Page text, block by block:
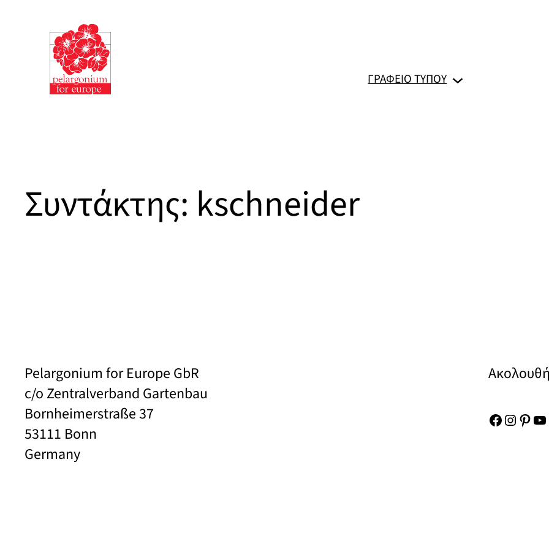
περιεχόμενο
ΓΡΑΦΕΙΟ ΤΥΠΟΥ
Συντάκτης: kschneider
Pelargonium for Europe GbR
c/o Zentralverband Gartenbau
Bornheimerstraße 37
53111 Bonn
Germany
Facebook